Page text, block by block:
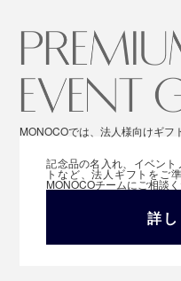
MONOCOでは、法人様向けギフ
記念品の名入れ、イベン
トなど、法人ギフトをご
MONOCOチームにご相談
詳